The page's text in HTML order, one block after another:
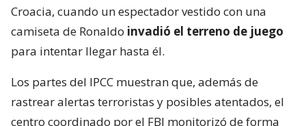
Croacia, cuando un espectador vestido con una
camiseta de Ronaldo invadió el terreno de juego
para intentar llegar hasta él.
Los partes del IPCC muestran que, además de
rastrear alertas terroristas y posibles atentados, el
centro coordinado por el FBI monitorizó de forma